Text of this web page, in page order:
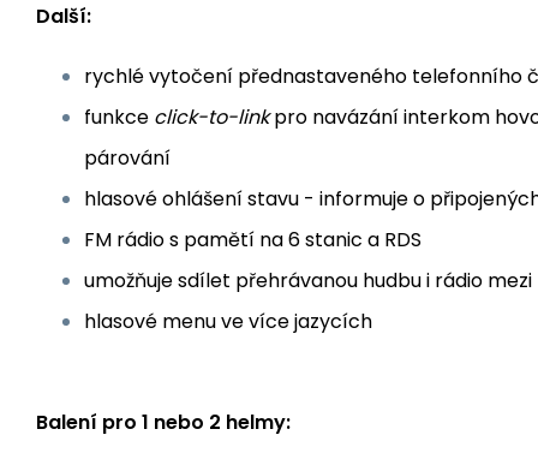
Další:
rychlé vytočení přednastaveného telefonního
funkce click-to-linkpro navázání interkom
párování
hlasové ohlášení stavu - informuje o
FM rádio s pamětí na 6 stanic a RDS
umožňuje sdílet přehrávanou hudbu i rádio
hlasové menu ve více jazycích
Balení pro 1 nebo 2 helmy: